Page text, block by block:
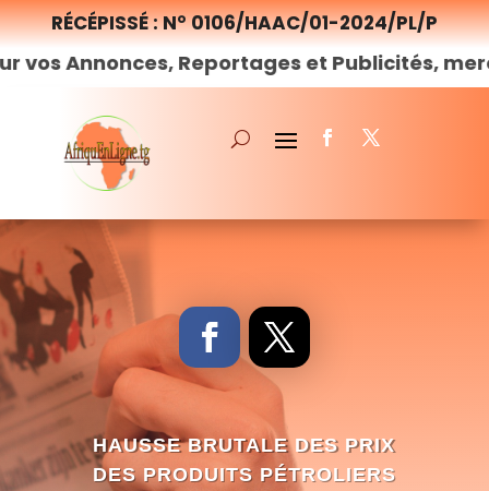
RÉCÉPISSÉ : N° 0106/HAAC/01-2024/PL/P
Reportages et Publicités, merci de
HAUSSE BRUTALE DES PRIX
DES PRODUITS PÉTROLIERS